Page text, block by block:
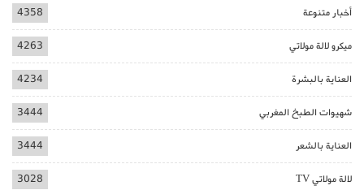
أخبار متنوعة 4358
ميكرو لالة مولاتي 4263
العناية بالبشرة 4234
شهيوات الطبخ المغربي 3444
العناية بالشعر 3444
لالة مولاتي TV 3028